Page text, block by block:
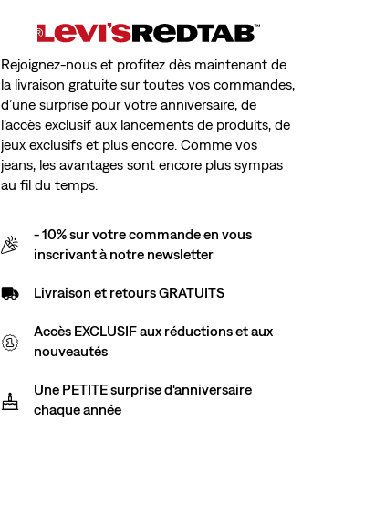
Rejoignez-nous et profitez dès maintenant de
la livraison gratuite sur toutes vos commandes,
d’une surprise pour votre anniversaire, de
l’accès exclusif aux lancements de produits, de
jeux exclusifs et plus encore. Comme vos
jeans, les avantages sont encore plus sympas
au fil du temps.
- 10% sur votre commande en vous
inscrivant à notre newsletter
Livraison et retours GRATUITS
Accès EXCLUSIF aux réductions et aux
nouveautés
Une PETITE surprise d'anniversaire
chaque année